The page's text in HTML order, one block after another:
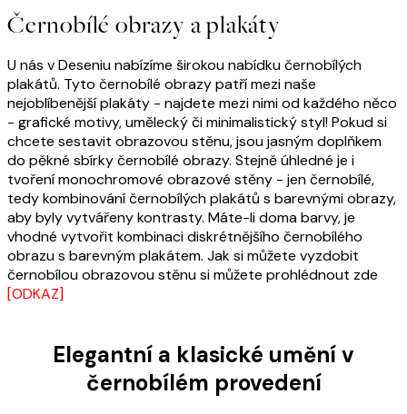
Černobílé obrazy a plakáty
U nás v Deseniu nabízíme širokou nabídku černobílých
plakátů. Tyto černobílé obrazy patří mezi naše
nejoblíbenější plakáty - najdete mezi nimi od každého něco
- grafické motivy, umělecký či minimalistický styl! Pokud si
chcete sestavit obrazovou stěnu, jsou jasným doplňkem
do pěkné sbírky černobílé obrazy. Stejně úhledné je i
tvoření monochromové obrazové stěny - jen černobílé,
tedy kombinování černobílých plakátů s barevnými obrazy,
aby byly vytvářeny kontrasty. Máte-li doma barvy, je
vhodné vytvořit kombinaci diskrétnějšího černobílého
obrazu s barevným plakátem. Jak si můžete vyzdobit
černobílou obrazovou stěnu si můžete prohlédnout zde
[ODKAZ]
Elegantní a klasické umění v
černobílém provedení